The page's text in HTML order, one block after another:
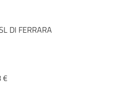
DI FERRARA
€